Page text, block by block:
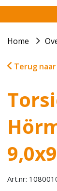
Home
Terug
Art.nr: